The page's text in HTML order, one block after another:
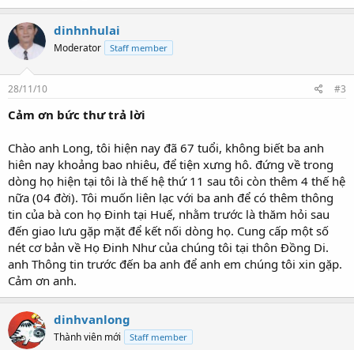
dinhnhulai
Moderator Staff member
28/11/10 #3
Cảm ơn bức thư trả lời
Chào anh Long, tôi hiện nay đã 67 tuổi, không biết ba anh
hiên nay khoảng bao nhiêu, để tiện xưng hô. đứng về trong
dòng họ hiện tại tôi là thế hệ thứ 11 sau tôi còn thêm 4 thế hệ
nữa (04 đời). Tôi muốn liên lạc với ba anh để có thêm thông
tin của bà con họ Đinh tại Huế, nhằm trước là thăm hỏi sau
đến giao lưu gặp mặt để kết nối dòng họ. Cung cấp một số
nét cơ bản về Họ Đinh Như của chúng tôi tại thôn Đồng Di.
anh Thông tin trước đến ba anh để anh em chúng tôi xin gặp.
Cảm ơn anh.
dinhvanlong
Thành viên mới Staff member